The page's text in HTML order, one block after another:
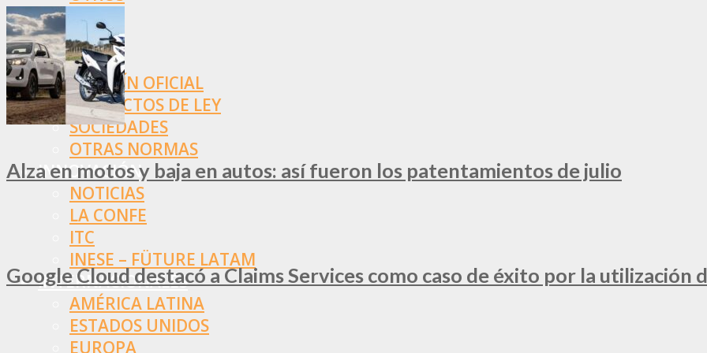
NORMAS
SSN
SRT
BOLETÍN OFICIAL
PROYECTOS DE LEY
SOCIEDADES
OTRAS NORMAS
INNOVACIÓN
NOTICIAS
LA CONFE
ITC
INESE – FÜTURE LATAM
INTERNACIONALES
AMÉRICA LATINA
ESTADOS UNIDOS
EUROPA
Alza en motos y baja en autos: así fueron los patentamientos de julio
Google Cloud destacó a Claims Services como caso de éxito por la utilización